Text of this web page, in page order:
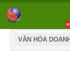
VĂN HÓA